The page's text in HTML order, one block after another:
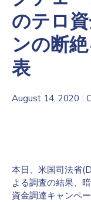
のテロ
ンの断
表
August 14, 2020 |
本日、米国司法省
よる調査の結果、
資金調達キャンペ